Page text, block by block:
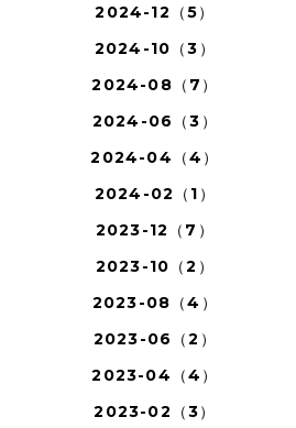
2024-12（5）
2024-10（3）
2024-08（7）
2024-06（3）
2024-04（4）
2024-02（1）
2023-12（7）
2023-10（2）
2023-08（4）
2023-06（2）
2023-04（4）
2023-02（3）